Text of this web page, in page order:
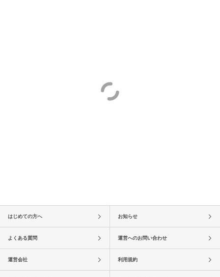
はじめての方へ お知らせ
よくある質問 運営へのお問い合わせ
運営会社 利用規約